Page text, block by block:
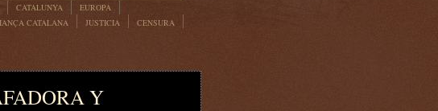
CATALUNYA
EUROPA
CATALANA JUSTICIA
CENSURA
Y